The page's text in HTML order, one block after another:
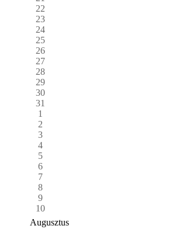
22
23
24
25
26
27
28
29
30
31
1
2
3
4
5
6
7
8
9
10
Augusztus